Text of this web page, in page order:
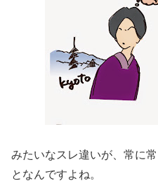
みたいなスレ違いが、常に
となんですよね。